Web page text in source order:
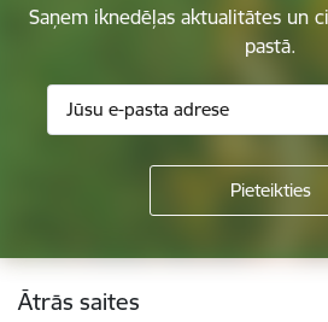
Saņem iknedēļas aktualitātes un
pastā.
Kājene
Ātrās saites